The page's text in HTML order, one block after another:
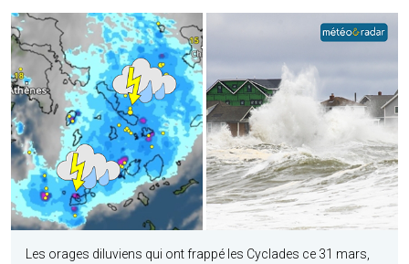
Les orages diluviens qui ont frappé les Cyclades ce 31 mars,